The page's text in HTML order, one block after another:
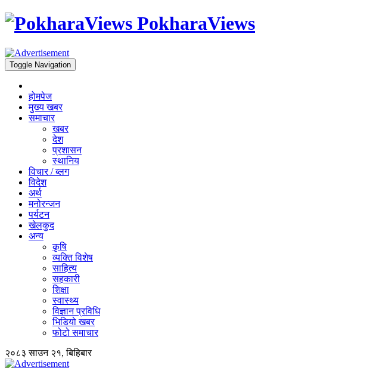
PokharaViews
Toggle Navigation
होमपेज
मुख्य खबर
समाचार
खबर
देश
प्रशासन
स्थानिय
विचार / ब्लग
विदेश
अर्थ
मनोरन्जन
पर्यटन
खेलकुद
अन्य
कृषि
व्यक्ति विशेष
साहित्य
सहकारी
शिक्षा
स्वास्थ्य
विज्ञान प्रविधि
भिडियो खबर
फोटो समाचार
२०८३ साउन २१, बिहिबार